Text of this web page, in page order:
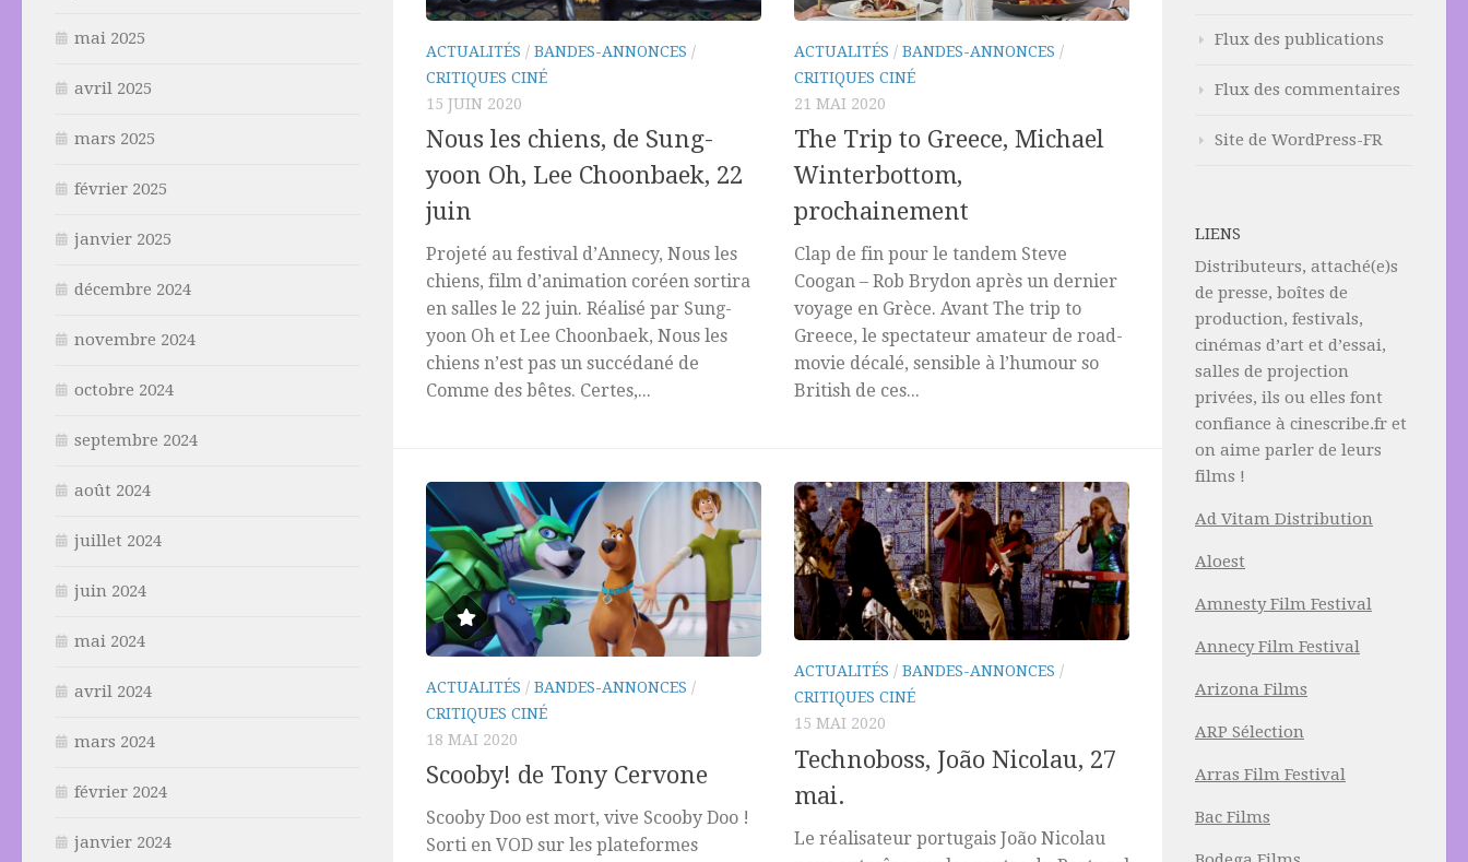
ACTUALITÉS / BANDES-ANNONCES /
CRITIQUES CINÉ
15 JUIN 2020
Nous les chiens, de Sung-
yoon Oh, Lee Choonbaek, 22
juin
Projeté au festival d’Annecy, Nous les
chiens, film d’animation coréen sortira
en salles le 22 juin. Réalisé par Sung-
yoon Oh et Lee Choonbaek, Nous les
chiens n’est pas un succédané de
Comme des bêtes. Certes,...
ACTUALITÉS / BANDES-ANNONCES /
CRITIQUES CINÉ
21 MAI 2020
The Trip to Greece, Michael
Winterbottom,
prochainement
Clap de fin pour le tandem Steve
Coogan – Rob Brydon après un dernier
voyage en Grèce. Avant The trip to
Greece, le spectateur amateur de road-
movie décalé, sensible à l’humour so
British de ces...
ACTUALITÉS / BANDES-ANNONCES /
CRITIQUES CINÉ
18 MAI 2020
Scooby! de Tony Cervone
Scooby Doo est mort, vive Scooby Doo !
Sorti en VOD sur les plateformes
ACTUALITÉS / BANDES-ANNONCES /
CRITIQUES CINÉ
15 MAI 2020
Technoboss, João Nicolau, 27
mai.
Le réalisateur portugais João Nicolau
mai 2025
avril 2025
mars 2025
février 2025
janvier 2025
décembre 2024
novembre 2024
octobre 2024
septembre 2024
août 2024
juillet 2024
juin 2024
mai 2024
avril 2024
mars 2024
février 2024
janvier 2024
Flux des publications
Flux des commentaires
Site de WordPress-FR
LIENS
Distributeurs, attaché(e)s
de presse, boîtes de
production, festivals,
cinémas d’art et d’essai,
salles de projection
privées, ils ou elles font
confiance à cinescribe.fr et
on aime parler de leurs
films !
Ad Vitam Distribution
Aloest
Amnesty Film Festival
Annecy Film Festival
Arizona Films
ARP Sélection
Arras Film Festival
Bac Films